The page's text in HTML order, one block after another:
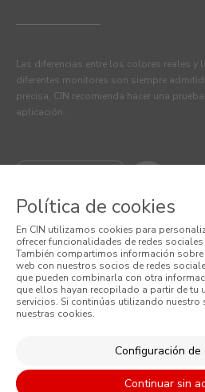
Las diferencias entre los colores reales y
diferentes monitores son siempre
precisa, CIN recomienda hacer una
aplicación.
© 2026 CIN
Términos y Condiciones
Política de Privacidad
Política de Cookies
Política de cookies
En CIN utilizamos cookies para
ofrecer funcionalidades de redes
También compartimos información
web con nuestros socios de redes
que pueden combinarla con otra
que ellos hayan recopilado a partir de tu
servicios. Si continúas utilizando
nuestras cookies.
Configuración de
Continuar sin